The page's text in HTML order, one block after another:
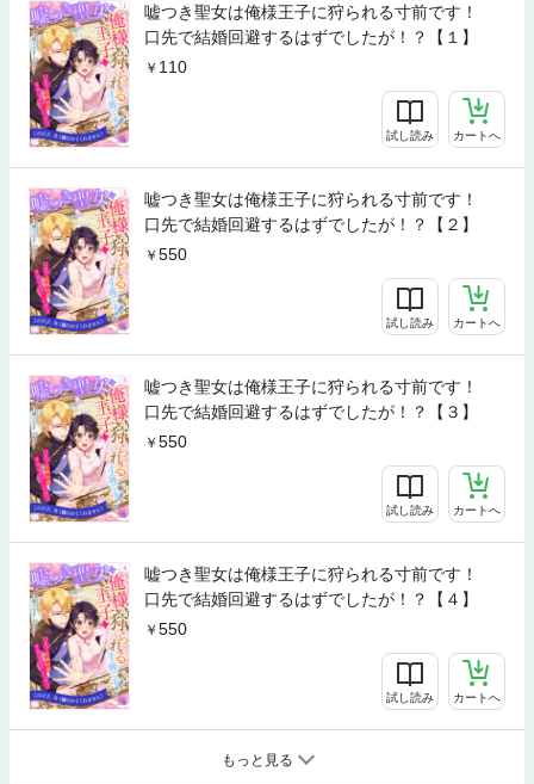
嘘つき聖女は俺様王子に狩られる寸前です！
口先で結婚回避するはずでしたが！？【１】
110
試し読み カートへ
嘘つき聖女は俺様王子に狩られる寸前です！
口先で結婚回避するはずでしたが！？【２】
550
試し読み カートへ
嘘つき聖女は俺様王子に狩られる寸前です！
口先で結婚回避するはずでしたが！？【３】
550
試し読み カートへ
嘘つき聖女は俺様王子に狩られる寸前です！
口先で結婚回避するはずでしたが！？【４】
550
試し読み カートへ
もっと見る